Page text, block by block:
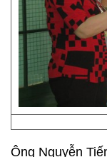
Ông Nguyễn